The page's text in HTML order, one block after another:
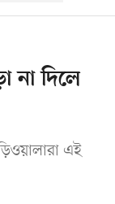
না দিলে
এই